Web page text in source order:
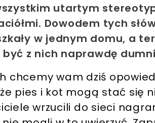
utartym
Dowodem tych
w jednym domu, a
z nich naprawdę
chcemy wam dziś
pies i kot mogą stać się
wrzucili do sieci